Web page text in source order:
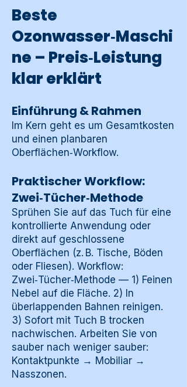
Beste
Ozonwasser‑Maschi
ne – Preis‑Leistung
klar erklärt
Einführung & Rahmen
Im Kern geht es um Gesamtkosten
und einen planbaren
Oberflächen‑Workflow.
Praktischer Workflow:
Zwei‑Tücher‑Methode
Sprühen Sie auf das Tuch für eine
kontrollierte Anwendung oder
direkt auf geschlossene
Oberflächen (z. B. Tische, Böden
oder Fliesen). Workflow:
Zwei‑Tücher‑Methode — 1) Feinen
Nebel auf die Fläche. 2) In
überlappenden Bahnen reinigen.
3) Sofort mit Tuch B trocken
nachwischen. Arbeiten Sie von
sauber nach weniger sauber:
Kontaktpunkte → Mobiliar →
Nasszonen.